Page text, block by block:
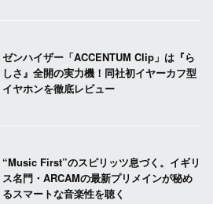
ゼンハイザー「ACCENTUM Clip」は『ら
しさ』全開の実力機！同社初イヤーカフ型
イヤホンを徹底レビュー
“Music First”のスピリッツ息づく。イギリ
ス名門・ARCAMの最新プリメインが秘め
るスマートな音楽性を聴く